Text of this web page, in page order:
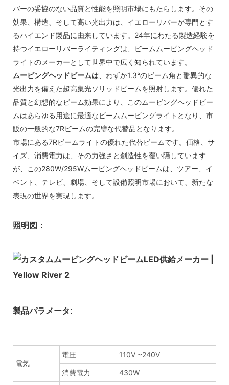
バーの妥協のない品質と性能を照明市場にもたらします。その
効果、構造、そして高い光出力は、イエローリバーが専門とす
るハイエンド製品に由来しています。24年にわたる製造経験を
持つイエローリバーライティングは、ビームムービングヘッド
ライトのメーカーとして世界中で広く知られています。
ムービングヘッドビームは 、わずか1.3°のビーム角と驚異的な
光出力を備えた超高集光ソリッドビームを照射します。優れた
品質と幻想的なビーム効果により、このムービングヘッドビー
ムはあらゆる用途に最適なビームムービングライトとなり、市
販の一般的な7Rビームの完璧な代替品となります。
市場にある7Rビームライトの優れた代替ビームです。価格、サ
イズ、消費電力は、その力強さと創造性を覆い隠しています
が、この280W/295Wムービングヘッドビームは、ツアー、イ
ベント、テレビ、劇場、そして設備照明市場において、新たな
表現の世界を実現します。
照明図：
製品パラメータ:
電気
電圧 110V ~240V
消費電力 430W